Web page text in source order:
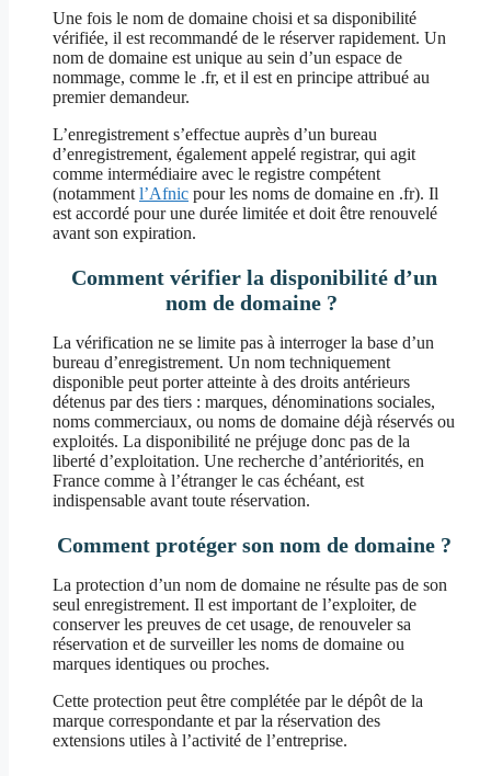
Une fois le nom de domaine choisi et sa disponibilité
vérifiée, il est recommandé de le réserver rapidement. Un
nom de domaine est unique au sein d’un espace de
nommage, comme le .fr, et il est en principe attribué au
premier demandeur.
L’enregistrement s’effectue auprès d’un bureau
d’enregistrement, également appelé registrar, qui agit
comme intermédiaire avec le registre compétent
(notamment l’Afnic pour les noms de domaine en .fr). Il
est accordé pour une durée limitée et doit être renouvelé
avant son expiration.
Comment vérifier la disponibilité d’un
nom de domaine ?
La vérification ne se limite pas à interroger la base d’un
bureau d’enregistrement. Un nom techniquement
disponible peut porter atteinte à des droits antérieurs
détenus par des tiers : marques, dénominations sociales,
noms commerciaux, ou noms de domaine déjà réservés ou
exploités. La disponibilité ne préjuge donc pas de la
liberté d’exploitation. Une recherche d’antériorités, en
France comme à l’étranger le cas échéant, est
indispensable avant toute réservation.
Comment protéger son nom de domaine ?
La protection d’un nom de domaine ne résulte pas de son
seul enregistrement. Il est important de l’exploiter, de
conserver les preuves de cet usage, de renouveler sa
réservation et de surveiller les noms de domaine ou
marques identiques ou proches.
Cette protection peut être complétée par le dépôt de la
marque correspondante et par la réservation des
extensions utiles à l’activité de l’entreprise.